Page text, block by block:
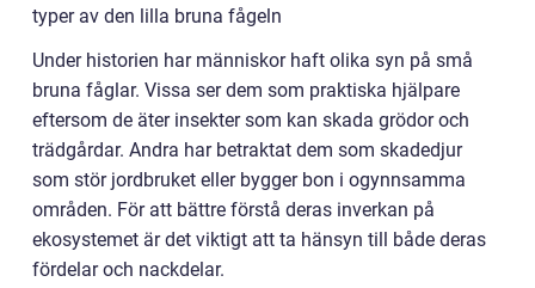
typer av den lilla bruna fågeln
Under historien har människor haft olika syn på små
bruna fåglar. Vissa ser dem som praktiska hjälpare
eftersom de äter insekter som kan skada grödor och
trädgårdar. Andra har betraktat dem som skadedjur
som stör jordbruket eller bygger bon i ogynnsamma
områden. För att bättre förstå deras inverkan på
ekosystemet är det viktigt att ta hänsyn till både deras
fördelar och nackdelar.